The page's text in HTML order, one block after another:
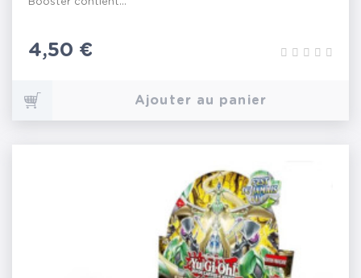
Prix
4,50 €
Ajouter au panier